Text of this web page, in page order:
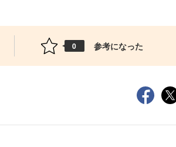
0 参考になった